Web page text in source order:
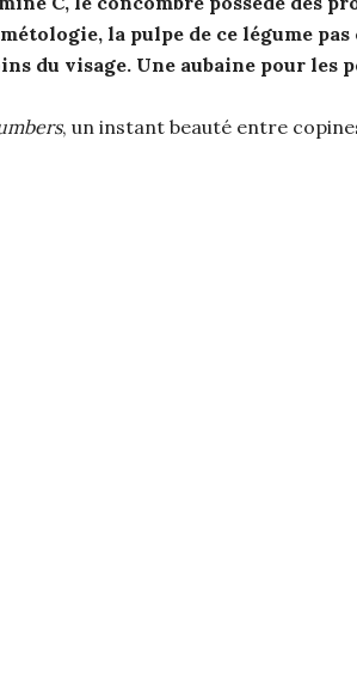
la pulpe de ce légume
du visage. Une aubaine pour les
, un instant beauté entre